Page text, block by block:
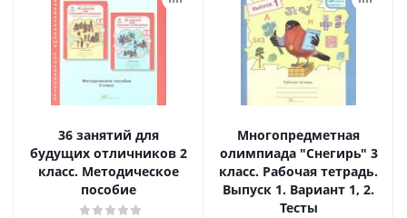
36 занятий для
будущих отличников 2
класс. Методическое
пособие
Многопредметная
олимпиада "Снегирь" 3
класс. Рабочая тетрадь.
Выпуск 1. Вариант 1, 2.
Тесты